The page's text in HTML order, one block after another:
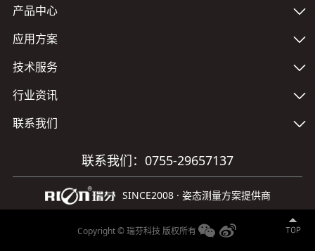
产品中心
应用方案
技术服务
行业资讯
联系我们
联系我们：0755-29657137
SINCE2008 · 姿态测量方案提供商
Copyright © 瑞芬科技 版权所有